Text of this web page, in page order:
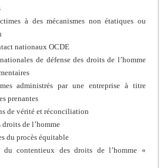
à des mécanismes non étatiques ou
nationaux OCDE
de défense des droits de l’homme
administrés par une entreprise à titre
prenantes
de vérité et réconciliation
droits de l’homme
du procès équitable
du contentieux des droits de l’homme «